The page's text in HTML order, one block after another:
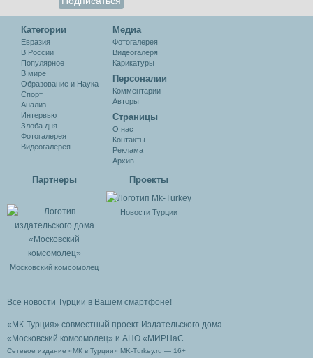
Категории
Евразия
В России
Популярное
В мире
Образование и Наука
Спорт
Анализ
Интервью
Злоба дня
Фотогалерея
Видеогалерея
Медиа
Фотогалерея
Видеогалеря
Карикатуры
Персоналии
Комментарии
Авторы
Cтраницы
О нас
Контакты
Реклама
Архив
Партнеры
Московский комсомолец
Проекты
Новости Турции
Все новости Турции в Вашем смартфоне!
«МК-Турция» совместный проект Издательского дома
«Московский комсомолец» и АНО «МИРНаС
Сетевое издание «МК в Турции» MK-Turkey.ru — 16+